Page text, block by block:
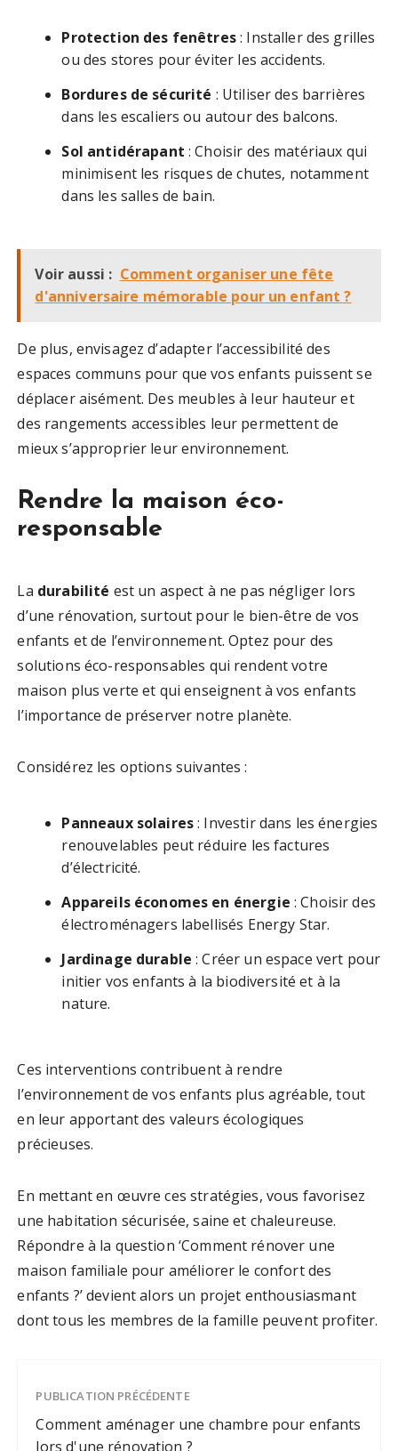
Protection des fenêtres: Installer des grilles
ou des stores pour éviter les accidents.
Bordures de sécurité : Utiliser des barrières
dans les escaliers ou autour des balcons.
Sol antidérapant : Choisir des matériaux qui
minimisent les risques de chutes, notamment
dans les salles de bain.
Voir aussi : Comment organiser une fête
d'anniversaire mémorable pour un enfant ?
De plus, envisagez d’adapter l’accessibilité des
espaces communs pour que vos enfants puissent se
déplacer aisément. Des meubles à leur hauteur et
des rangements accessibles leur permettent de
mieux s’approprier leur environnement.
Rendre la maison éco-
responsable
La durabilité est un aspect à ne pas négliger lors
d’une rénovation, surtout pour le bien-être de vos
enfants et de l’environnement. Optez pour des
solutions éco-responsables qui rendent votre
maison plus verte et qui enseignent à vos enfants
l’importance de préserver notre planète.
Considérez les options suivantes :
Panneaux solaires: Investir dans les énergies
renouvelables peut réduire les factures
d’électricité.
Appareils économes en énergie : Choisir des
électroménagers labellisés Energy Star.
Jardinage durable : Créer un espace vert pour
initier vos enfants à la biodiversité et à la
nature.
Ces interventions contribuent à rendre
l’environnement de vos enfants plus agréable, tout
en leur apportant des valeurs écologiques
précieuses.
En mettant en œuvre ces stratégies, vous favorisez
une habitation sécurisée, saine et chaleureuse.
Répondre à la question ‘Comment rénover une
maison familiale pour améliorer le confort des
enfants ?’ devient alors un projet enthousiasmant
dont tous les membres de la famille peuvent profiter.
PUBLICATION PRÉCÉDENTE
Comment aménager une chambre pour enfants
lors d'une rénovation ?